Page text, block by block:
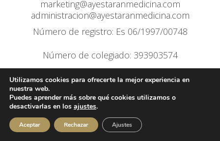
marketing@ayestaranmedicina.com
administracion@ayestaranmedicina.com
Número de registro: Es 06/1997/00748
Número de colegiado: 393903574
Aviso Legal
Política de privacidad
Utilizamos cookies para ofrecerte la mejor experiencia en
nuestra web.
Puedes aprender más sobre qué cookies utilizamos o
desactivarlas en los ajustes.
Aceptar Rechazar Ajustes